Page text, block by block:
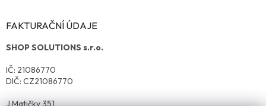
FAKTURAČNÍ ÚDAJE
SHOP SOLUTIONS s.r.o.
IČ: 21086770
DIČ: CZ21086770
J.Matičky 351,